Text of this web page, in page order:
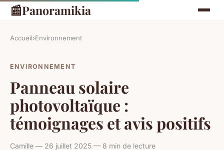
📰Panoramikia
Accueil›Environnement
ENVIRONNEMENT
Panneau solaire
photovoltaïque :
témoignages et avis positifs
Camille — 26 juillet 2025 — 8 min de lecture